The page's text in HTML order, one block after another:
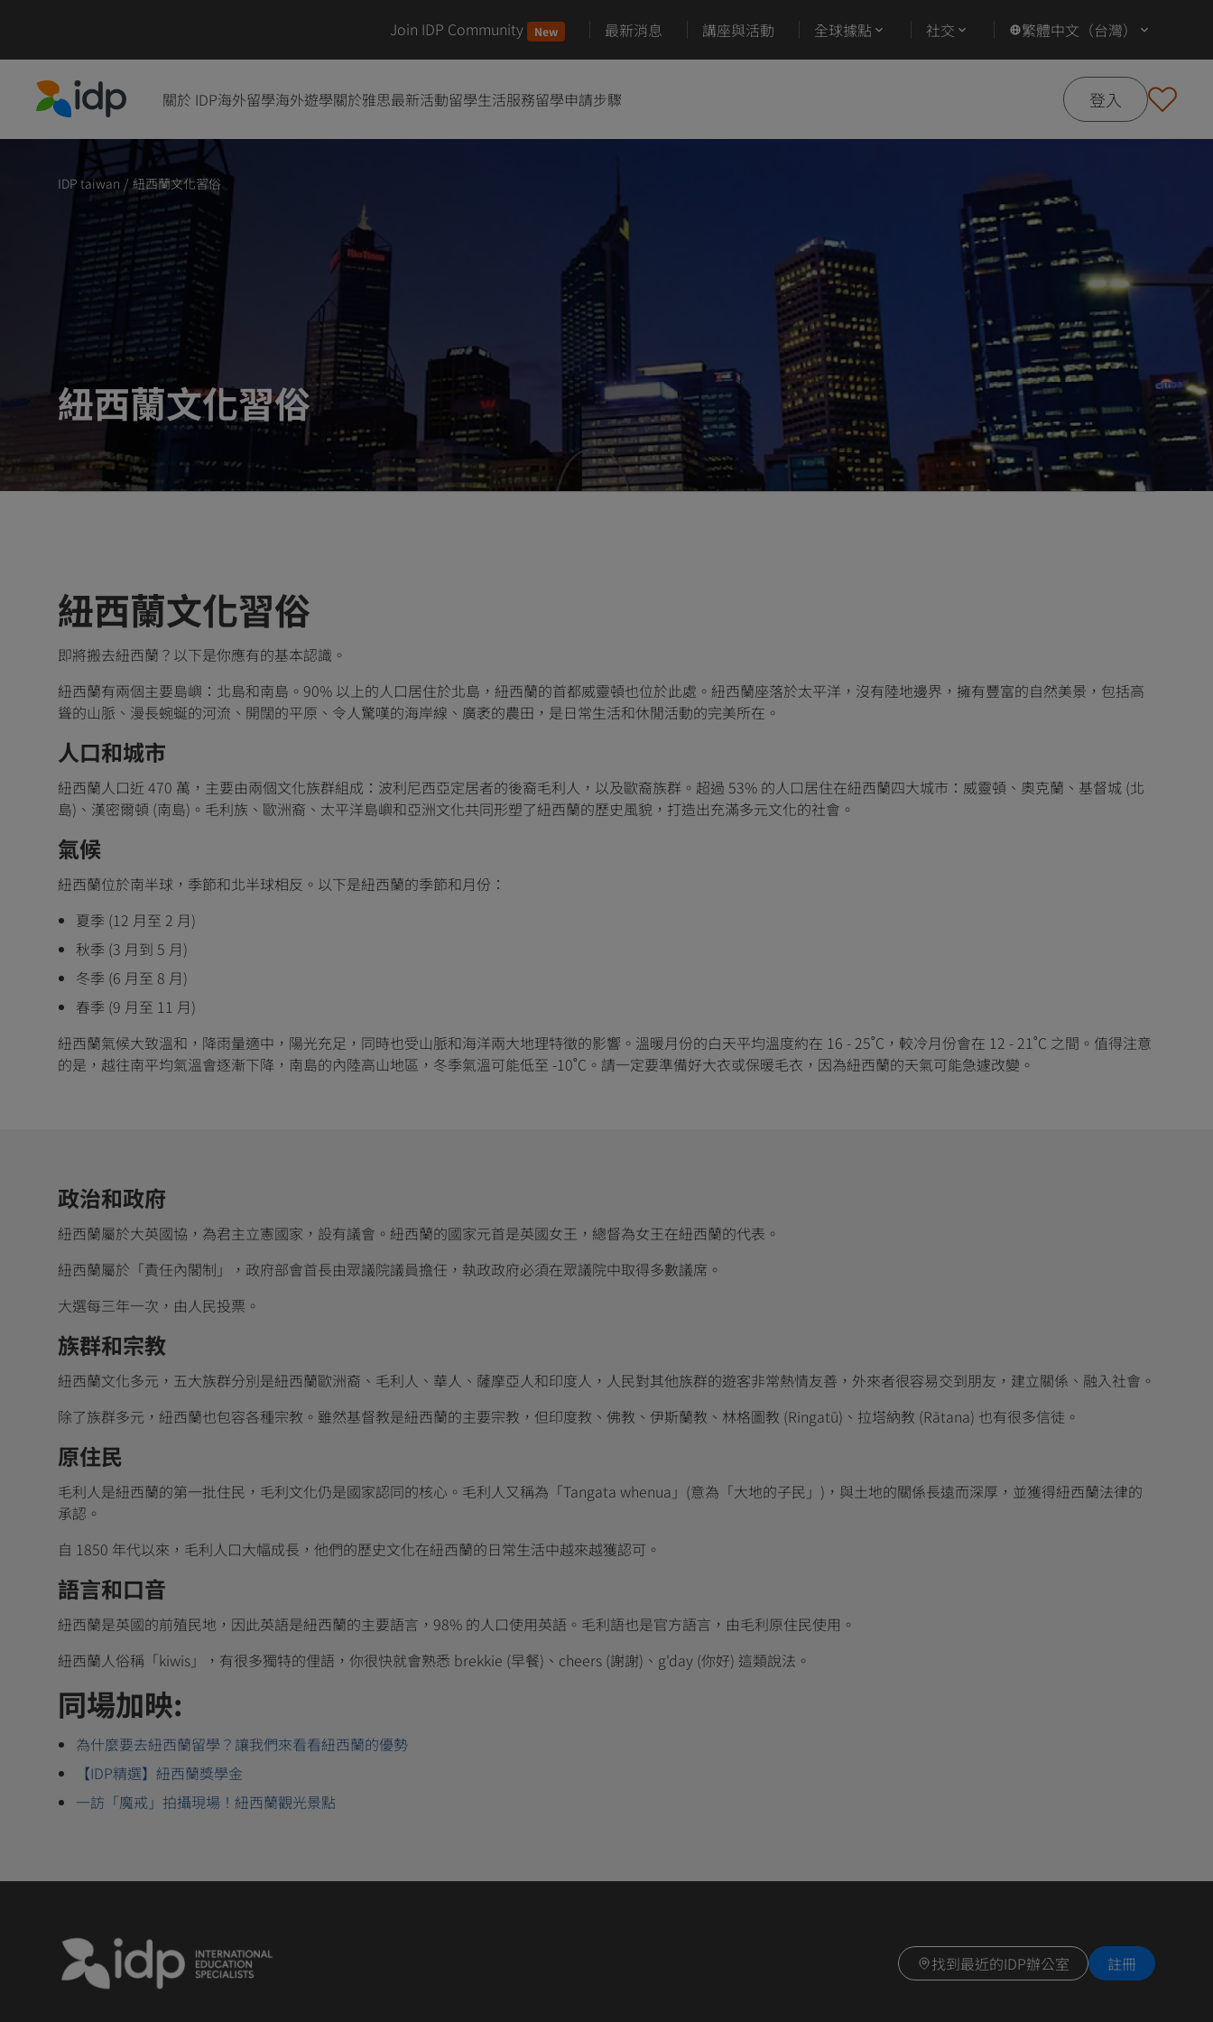
Join IDP Community New 最新消息 講座與活動 全球據點 社交 繁體中文（台灣）
關於 IDP海外留學海外遊學關於雅思最新活動留學生活服務留學申請步驟 登入
IDP taiwan / 紐西蘭文化習俗
紐西蘭文化習俗
紐西蘭文化習俗
即將搬去紐西蘭？以下是你應有的基本認識。
紐西蘭有兩個主要島嶼：北島和南島。90% 以上的人口居住於北島，紐西蘭的首都威靈頓也位於此處。紐西蘭座落於太平洋，沒有陸地邊界，擁有豐富的自然美景，包括高
聳的山脈、漫長蜿蜒的河流、開闊的平原、令人驚嘆的海岸線、廣袤的農田，是日常生活和休閒活動的完美所在。
人口和城市
紐西蘭人口近 470 萬，主要由兩個文化族群組成：波利尼西亞定居者的後裔毛利人，以及歐裔族群。超過 53% 的人口居住在紐西蘭四大城市：威靈頓、奧克蘭、基督城 (北
島)、漢密爾頓 (南島)。毛利族、歐洲裔、太平洋島嶼和亞洲文化共同形塑了紐西蘭的歷史風貌，打造出充滿多元文化的社會。
氣候
紐西蘭位於南半球，季節和北半球相反。以下是紐西蘭的季節和月份：
夏季 (12 月至 2 月)
秋季 (3 月到 5 月)
冬季 (6 月至 8 月)
春季 (9 月至 11 月)
紐西蘭氣候大致溫和，降雨量適中，陽光充足，同時也受山脈和海洋兩大地理特徵的影響。溫暖月份的白天平均溫度約在 16 - 25˚C，較冷月份會在 12 - 21˚C 之間。值得注意
的是，越往南平均氣溫會逐漸下降，南島的內陸高山地區，冬季氣溫可能低至 -10˚C。請一定要準備好大衣或保暖毛衣，因為紐西蘭的天氣可能急遽改變。
政治和政府
紐西蘭屬於大英國協，為君主立憲國家，設有議會。紐西蘭的國家元首是英國女王，總督為女王在紐西蘭的代表。
紐西蘭屬於「責任內閣制」，政府部會首長由眾議院議員擔任，執政政府必須在眾議院中取得多數議席。
大選每三年一次，由人民投票。
族群和宗教
紐西蘭文化多元，五大族群分別是紐西蘭歐洲裔、毛利人、華人、薩摩亞人和印度人，人民對其他族群的遊客非常熱情友善，外來者很容易交到朋友，建立關係、融入社會。
除了族群多元，紐西蘭也包容各種宗教。雖然基督教是紐西蘭的主要宗教，但印度教、佛教、伊斯蘭教、林格圖教 (Ringatū)、拉塔納教 (Rātana) 也有很多信徒。
原住民
毛利人是紐西蘭的第一批住民，毛利文化仍是國家認同的核心。毛利人又稱為「Tangata whenua」(意為「大地的子民」)，與土地的關係長遠而深厚，並獲得紐西蘭法律的
承認。
自 1850 年代以來，毛利人口大幅成長，他們的歷史文化在紐西蘭的日常生活中越來越獲認可。
語言和口音
紐西蘭是英國的前殖民地，因此英語是紐西蘭的主要語言，98% 的人口使用英語。毛利語也是官方語言，由毛利原住民使用。
紐西蘭人俗稱「kiwis」，有很多獨特的俚語，你很快就會熟悉 brekkie (早餐)、cheers (謝謝)、g'day (你好) 這類說法。
同場加映:
為什麼要去紐西蘭留學？讓我們來看看紐西蘭的優勢
【IDP精選】紐西蘭獎學金
一訪「魔戒」拍攝現場！紐西蘭觀光景點
找到最近的IDP辦公室 註冊